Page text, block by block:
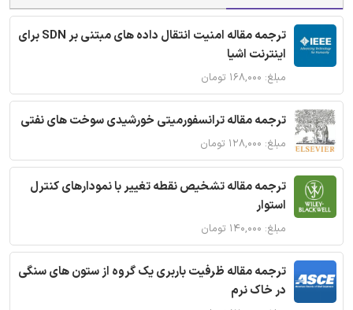
ترجمه مقاله امنیت انتقال داده های مبتنی بر SDN برای
اینترنت اشیا
مبلغ: ۱۶۸,۰۰۰ تومان
ترجمه مقاله ترانسفورمیتی خورشیدی سوخت های نفتی
مبلغ: ۱۲۸,۰۰۰ تومان
ترجمه مقاله تشخیص نقطه تغییر با نمودارهای کنترل
استوار
مبلغ: ۱۴۰,۰۰۰ تومان
ترجمه مقاله ظرفیت باربری یک گروه از ستون های سنگی
در خاک نرم